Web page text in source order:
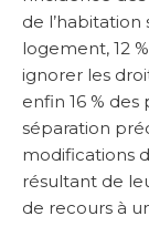
de
logement, 12
ignorer les
enfin 16 %
séparation
modifications
résultant de
de recours à